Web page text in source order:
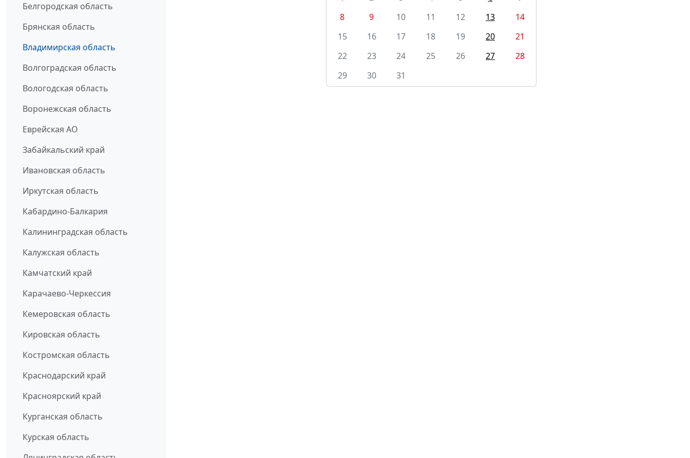
Белгородская область
Брянская область
Владимирская область
Волгоградская область
Вологодская область
Воронежская область
Еврейская АО
Забайкальский край
Ивановская область
Иркутская область
Кабардино-Балкария
Калининградская область
Калужская область
Камчатский край
Карачаево-Черкессия
Кемеровская область
Кировская область
Костромская область
Краснодарский край
Красноярский край
Курганская область
Курская область
8
9 10 11 12 13
14
15
16 17 18 19 20
21
22
23 24 25 26 27
28
29
30 31